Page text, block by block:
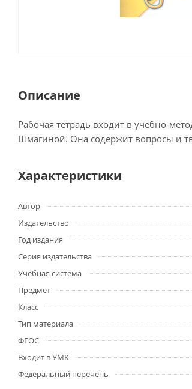
Описание
Рабочая тетрадь входит в учебно-
Шмагиной. Она содержит вопросы и
Характеристики
Автор
Издательство
Год издания
Серия издательства
Учебная система
Предмет
Класс
Тип материала
ФГОС
Входит в УМК
Федеральный перечень